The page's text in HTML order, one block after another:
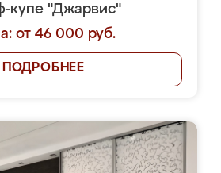
купе "Джарвис"
от 46 000 руб.
ПОДРОБНЕЕ